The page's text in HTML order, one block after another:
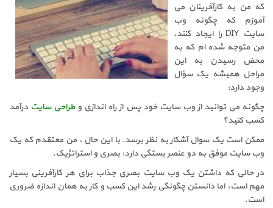
که من به کارآفرینان می
آموزم که چگونه وب
سایت DIY را ایجاد کنند،
من متوجه شده ام که به
محض رسیدن به این
مراحل همیشه یک سؤال
وجود دارد:
چگونه می توانید از وب سایت خود پس از راه اندازی وطراحی سایت درآمد
کسب کنید؟
ممکن است یک سوال آشکار به نظر برسد. با این حال ، من معتقدم که یک
وب سایت موفق به دو عنصر بستگی دارد: بصری و استراتژیک.
در حالی که داشتن یک وب سایت بصری جذاب برای هر کارآفرینی بسیار
مهم است، اما دانستن چگونگی رشد این کسب و کار به همان اندازه ضروری
است.